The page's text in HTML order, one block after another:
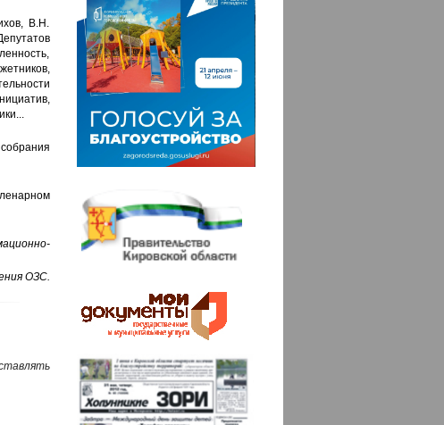
В.Н.
ОЗС.